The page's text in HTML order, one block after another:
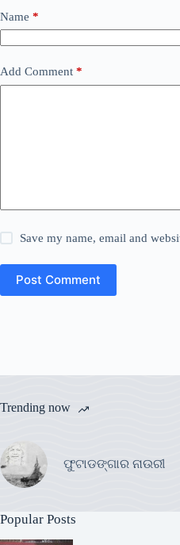
Name *
Add Comment *
Save my name, email and
Post Comment
Trending now
ଫୁଟାଡଙ୍ଗାର ନାଉରୀ
Popular Posts